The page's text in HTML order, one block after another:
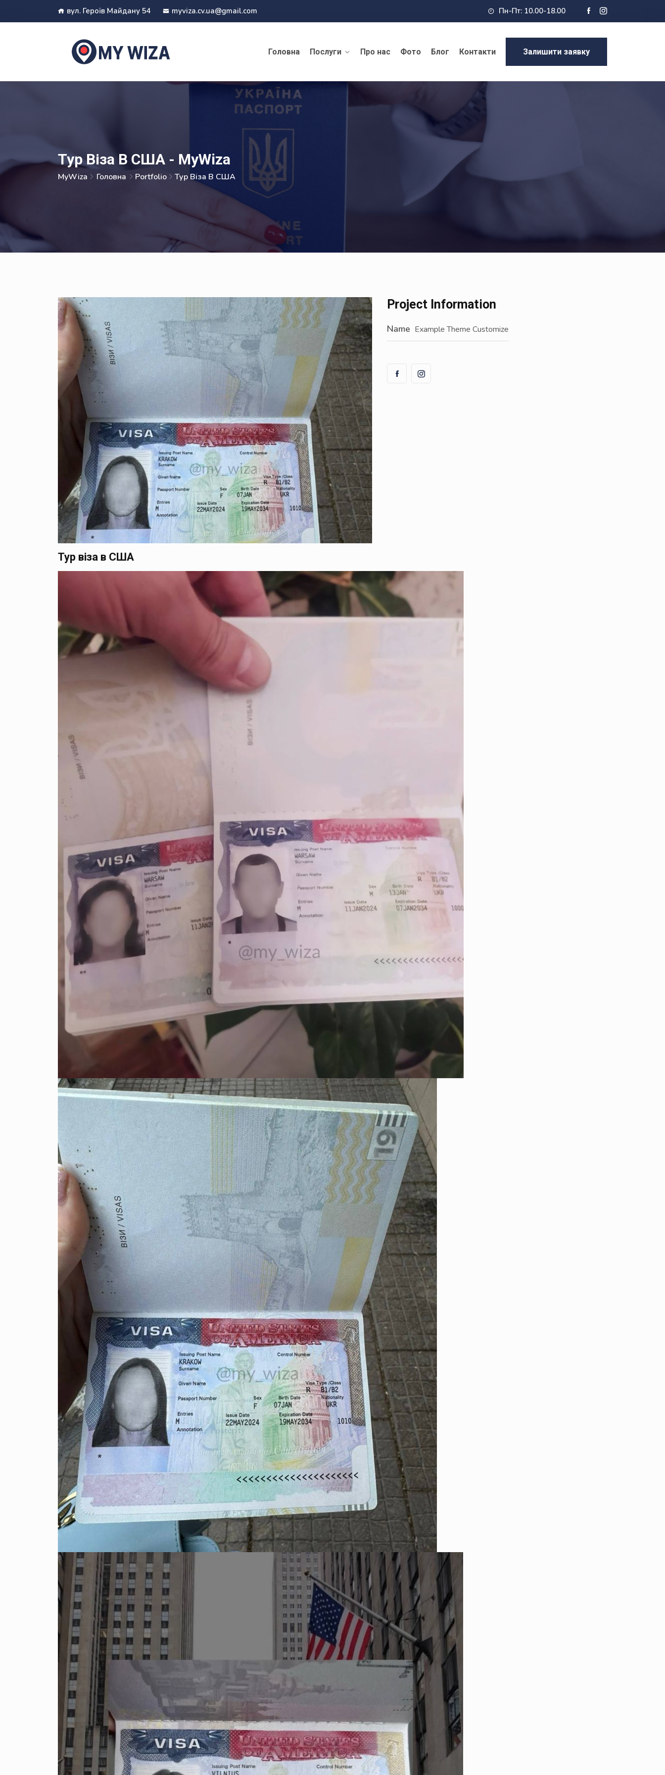
вул. Героїв Майдану 54 myviza.cv.ua@gmail.com Пн-Пт: 10.00-18.00
Головна Послуги Про нас Фото Блог Контакти Залишити заявку
Тур Віза В США - MyWiza
MyWiza Головна Portfolio Тур Віза В США
Project Information
Name Example Theme Customize
Тур віза в США